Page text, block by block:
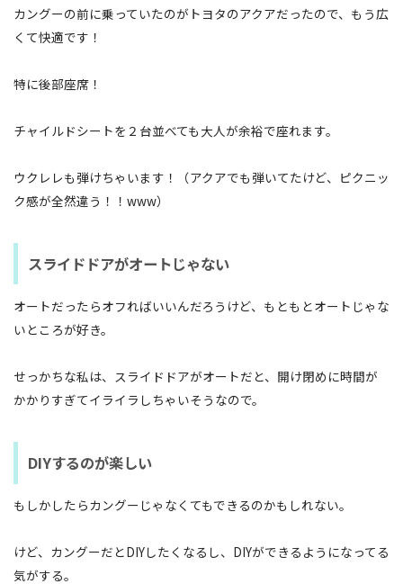
カングーの前に乗っていたのがトヨタのアクアだったので、もう広
くて快適です！
特に後部座席！
チャイルドシートを２台並べても大人が余裕で座れます。
ウクレレも弾けちゃいます！（アクアでも弾いてたけど、ピクニッ
ク感が全然違う！！www）
スライドドアがオートじゃない
オートだったらオフればいいんだろうけど、もともとオートじゃな
いところが好き。
せっかちな私は、スライドドアがオートだと、開け閉めに時間が
かかりすぎてイライラしちゃいそうなので。
DIYするのが楽しい
もしかしたらカングーじゃなくてもできるのかもしれない。
けど、カングーだとDIYしたくなるし、DIYができるようになってる
気がする。